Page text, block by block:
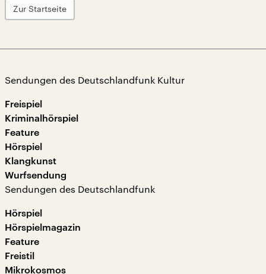
Zur Startseite
Sendungen des Deutschlandfunk Kultur
Freispiel
Kriminalhörspiel
Feature
Hörspiel
Klangkunst
Wurfsendung
Sendungen des Deutschlandfunk
Hörspiel
Hörspielmagazin
Feature
Freistil
Mikrokosmos